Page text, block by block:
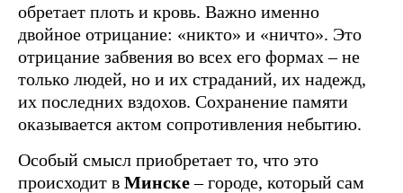
обретает плоть и кровь. Важно именно
двойное отрицание: «никто» и «ничто». Это
отрицание забвения во всех его формах – не
только людей, но и их страданий, их надежд,
их последних вздохов. Сохранение памяти
оказывается актом сопротивления небытию.
Особый смысл приобретает то, что это
происходит в Минске– городе, который сам